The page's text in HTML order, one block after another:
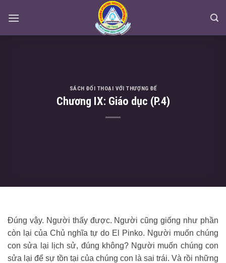
SÁCH ĐỐI THOẠI VỚI THƯỢNG ĐẾ
Chương IX: Giáo dục (P.4)
Đúng vậy. Người thấy được. Người cũng giống như phần
còn lại của Chủ nghĩa tự do El Pinko. Người muốn chúng
con sửa lại lịch sử, đúng không? Người muốn chúng con
sửa lại để sự tồn tại của chúng con là sai trái. Và rồi những